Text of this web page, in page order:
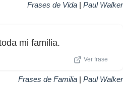
Frases de Vida | Paul Walker
mi familia.
Ver frase
Frases de Familia | Paul Walker